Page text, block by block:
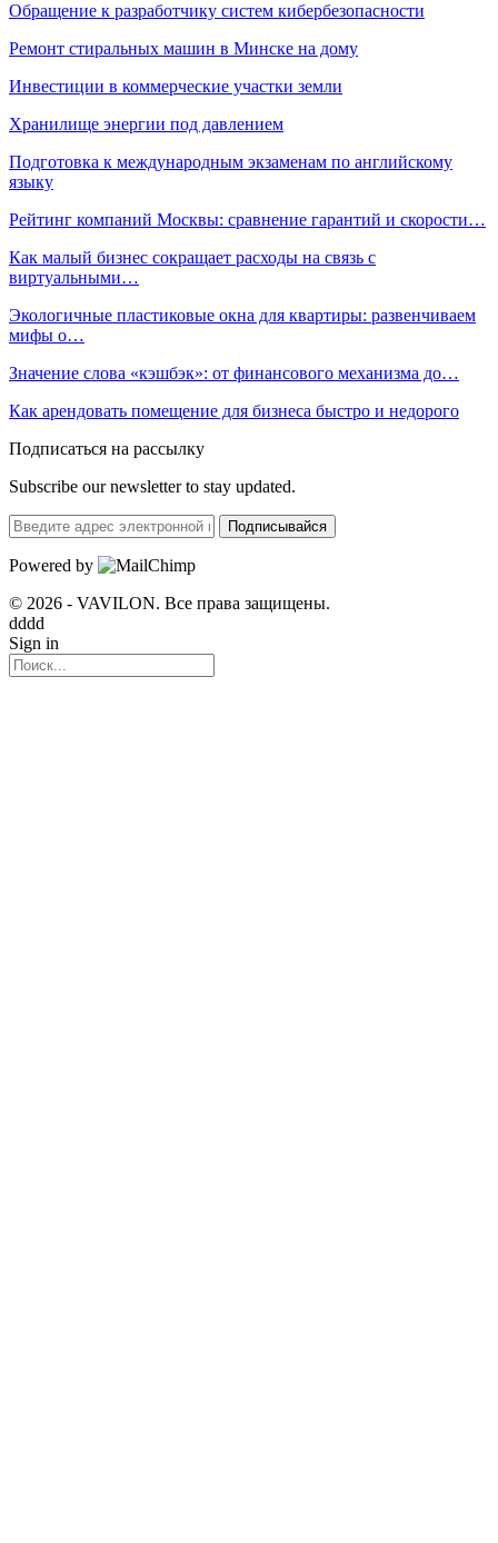
Обращение к разработчику систем кибербезопасности
Ремонт стиральных машин в Минске на дому
Инвестиции в коммерческие участки земли
Хранилище энергии под давлением
Подготовка к международным экзаменам по английскому
языку
Рейтинг компаний Москвы: сравнение гарантий и скорости…
Как малый бизнес сокращает расходы на связь с
виртуальными…
Экологичные пластиковые окна для квартиры: развенчиваем
мифы о…
Значение слова «кэшбэк»: от финансового механизма до…
Как арендовать помещение для бизнеса быстро и недорого
Подписаться на рассылку
Subscribe our newsletter to stay updated.
Подписывайся
Powered by
© 2026 - VAVILON. Все права защищены.
dddd
Sign in